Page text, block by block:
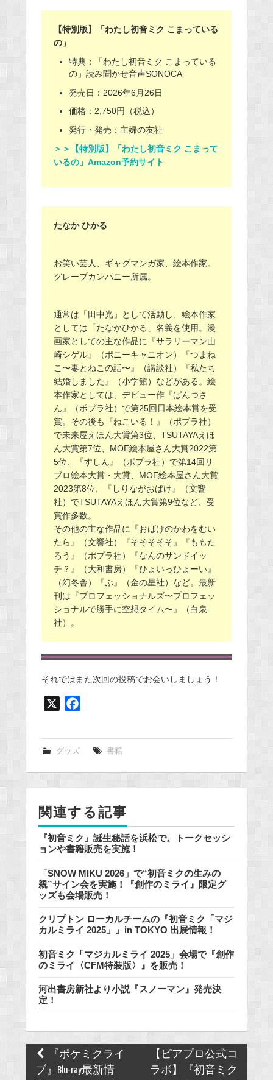
【特別版】「わたし初音ミク こまっている
の」
特典：「わたし初音ミク こまっている
の」読み聞かせ音声SONOCA
発売日：2026年6月26日
価格：2,750円（税込）
発行・発売：主婦の友社
＞＞【特別版】「わたし初音ミク こまって
いるの」Amazon予約サイト
たなか ひかる
お笑い芸人、ギャグマンガ家、絵本作家。
グレープカンパニー所属。
通常は「田中光」として活動し、絵本作家
としては「たなかひかる」名義を使用。漫
画家としての主な作品に『サラリーマン山
崎シゲル』（ポニーキャニオン）『つまね
こ〜妻とねこの話〜』（講談社）『私たち
結婚しました』（小学館）などがある。絵
本作家としては、デビュー作『ぱんつさ
ん』（ポプラ社）で第25回日本絵本賞を受
賞。その後も『ねこいる！』（ポプラ社）
で未来屋えほん大賞第3位、TSUTAYAえほ
ん大賞第7位、MOE絵本屋さん大賞2022第
5位、『すしん』（ポプラ社）で第14回リ
ブロ絵本大賞・大賞、MOE絵本屋さん大賞
2023第8位、『しりながおばけ』（文響
社）でTSUTAYAえほん大賞第9位など、受
賞作多数。
その他の主な作品に『おばけのかわをむい
たら』（文響社）『そそそそそ』『ももた
ろう』（ポプラ社）『なんのサンドイッ
チ？』（大和書房）『ひょいっひょーい』
（幻冬舎）『ぷ』（金の星社）など。最新
刊は『プロフェッショナルズ〜プロフェッ
ショナルで勝手に空想タイム〜』（白泉
社）。
それではまた次回の投稿でお会いしましょう！
k
グッズ 書籍
関連する記事
『初音ミク』誕生秘話を浜松で。トークセッシ
ョンや書籍販売を実施！
「SNOW MIKU 2026」で“初音ミクの生みの
親”サイン会を実施！『創作のミライ』限定グ
ッズも会場販売！
クリプトン ローカルチームの『初音ミク「マジ
カルミライ 2025」』in TOKYO 出展情報！
初音ミク「マジカルミライ 2025」会場で『創作
のミライ〈CFM特装版〉』を販売！
河出書房新社より小説『スノーマン』発売決
定！
Post
navigation
『ポケミクライ
ブ』Blu-ray最新情
【ピアプロ公式コ
ラボ】『初音ミク